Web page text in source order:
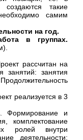
такие
самим
на год.
в группах.
рассчитан на
занятия
реализуется в 3
Формирование и
комплектование
ролей внутри
деятельности;